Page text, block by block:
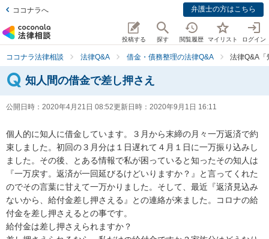
ココナラへ 弁護士の方はこちら
投稿する 探す 閲覧履歴 マイリスト ログイン
ココナラ法律相談 法律Q&A 借金・債務整理の法律Q&A 法律Q&A「
知人間の借金で差し押さえ
公開日時： 2020年4月21日 08:52更新日時： 2020年9月1日 16:11
個人的に知人に借金しています。３月から末締の月々一万返済で約
束しました。初回の３月分は１日遅れて４月１日に一万振り込みし
ました。その後、とある情報で私が困っていると知ったその知人は
『一万戻す。返済が一回延びるけどいりますか？』と言ってくれた
のでその言葉に甘えて一万かりました。そして、最近『返済見込み
ないから、給付金差し押さえる』との連絡が来ました。コロナの給
付金を差し押さえるとの事です。
給付金は差し押さえられますか？